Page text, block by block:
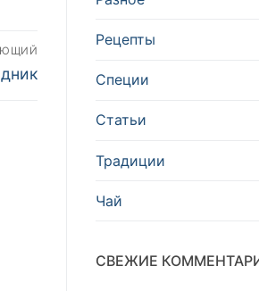
Рецепты
Специи
Статьи
Традиции
Чай
СВЕЖИЕ